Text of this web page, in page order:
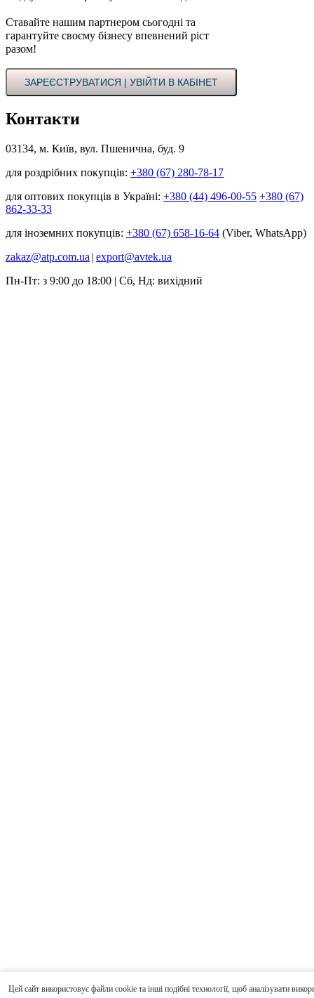
Цей сайт використовує файли cookie та інші подібні технології, щоб аналізувати
Ставайте нашим партнером сьогодні та
гарантуйте своєму бізнесу впевнений ріст
разом!
ЗАРЕЄСТРУВАТИСЯ | УВІЙТИ В КАБІНЕТ
Контакти
03134, м. Київ, вул. Пшенична, буд. 9
для роздрібних покупців: +380 (67) 280-78-17
для оптових покупців в Україні: +380 (44) 496-00-55 +380 (67)
862-33-33
для іноземних покупців: +380 (67) 658-16-64 (Viber, WhatsApp)
zakaz@atp.com.ua | export@avtek.ua
Пн-Пт: з 9:00 до 18:00 | Сб, Нд: вихідний